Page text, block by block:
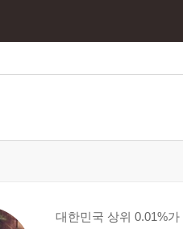
대한민국 상위 0.01%